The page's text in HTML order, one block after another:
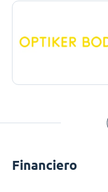
Financiero